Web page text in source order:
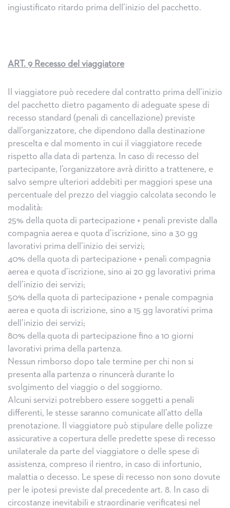
ingiustificato ritardo prima dell’inizio del pacchetto.
ART. 9 Recesso del viaggiatore
Il viaggiatore può recedere dal contratto prima dell’inizio
del pacchetto dietro pagamento di adeguate spese di
recesso standard (penali di cancellazione) previste
dall’organizzatore, che dipendono dalla destinazione
prescelta e dal momento in cui il viaggiatore recede
rispetto alla data di partenza. In caso di recesso del
partecipante, l’organizzatore avrà diritto a trattenere, e
salvo sempre ulteriori addebiti per maggiori spese una
percentuale del prezzo del viaggio calcolata secondo le
modalità:
25% della quota di partecipazione + penali previste dalla
compagnia aerea e quota d’iscrizione, sino a 30 gg
lavorativi prima dell’inizio dei servizi;
40% della quota di partecipazione + penali compagnia
aerea e quota d’iscrizione, sino ai 20 gg lavorativi prima
dell’inizio dei servizi;
50% della quota di partecipazione + penale compagnia
aerea e quota di iscrizione, sino a 15 gg lavorativi prima
dell’inizio dei servizi;
80% della quota di partecipazione fino a 10 giorni
lavorativi prima della partenza.
Nessun rimborso dopo tale termine per chi non si
presenta alla partenza o rinuncerà durante lo
svolgimento del viaggio o del soggiorno.
Alcuni servizi potrebbero essere soggetti a penali
differenti, le stesse saranno comunicate all’atto della
prenotazione. Il viaggiatore può stipulare delle polizze
assicurative a copertura delle predette spese di recesso
unilaterale da parte del viaggiatore o delle spese di
assistenza, compreso il rientro, in caso di infortunio,
malattia o decesso. Le spese di recesso non sono dovute
per le ipotesi previste dal precedente art. 8. In caso di
circostanze inevitabili e straordinarie verificatesi nel